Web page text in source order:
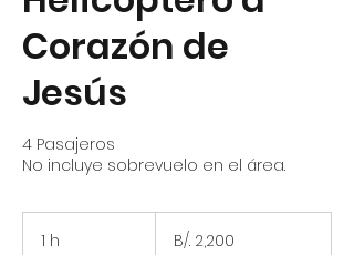
Corazón de
Jesús
4 Pasajeros
No incluye sobrevuelo en el área.
1 h
balboas
panameños
B/. 2,200